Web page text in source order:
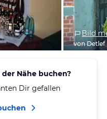
Bild
von Detlef
Nähe buchen?
Dir gefallen